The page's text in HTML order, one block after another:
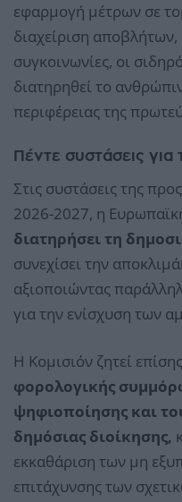
εφαρμογή μέτρων σε
διαχείριση αποβλήτων,
συγκοινωνίες, οι
διατηρηθεί το
περιφέρειας της
Πέντε συστάσεις για
Στις συστάσεις της
2026-2027, η
διατηρήσει τη
συνεχίσει την
αξιοποιώντας
για την ενίσχυση των
Η Κομισιόν ζητεί
φορολογικής
ψηφιοποίησης και
δημόσιας διοίκησης,
εκκαθάριση των μη
επιτάχυνσης των